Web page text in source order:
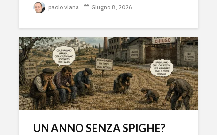
paolo.viana Giugno 8, 2026
UN ANNO SENZA SPIGHE?